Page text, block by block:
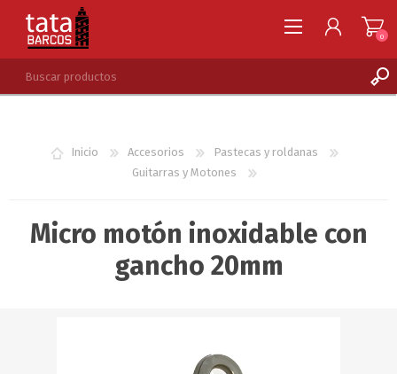
LISTA DE DESEOS
0
Inicio Accesorios
Pastecas y roldanas
Guitarras y Motones
Micro motón inoxidable con
gancho 20mm